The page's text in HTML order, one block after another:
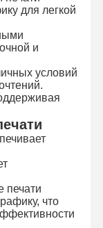
мембраны
для легкой
и
условий
печати
что